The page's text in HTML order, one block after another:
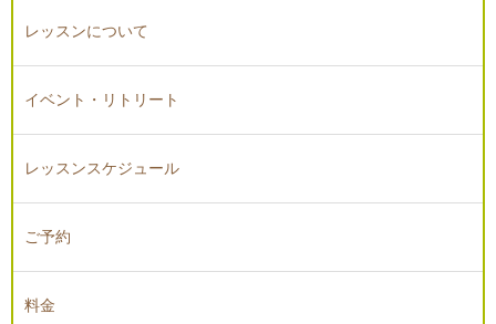
レッスンについて
イベント・リトリート
レッスンスケジュール
ご予約
料金